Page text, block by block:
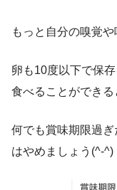
もっと自分の嗅覚
卵も10度以下で保
食べることができ
何でも賞味期限過
はやめましょう(^-^)